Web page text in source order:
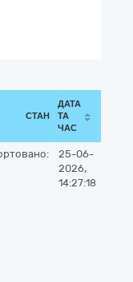
СТАН
ДАТА
ТА
ЧАС
25-06-
2026,
14:27:18